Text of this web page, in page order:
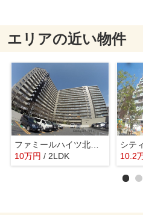
エリアの近い物件
ファミールハイツ北大阪1号棟
10万円 / 2LDK
シテ
10.2